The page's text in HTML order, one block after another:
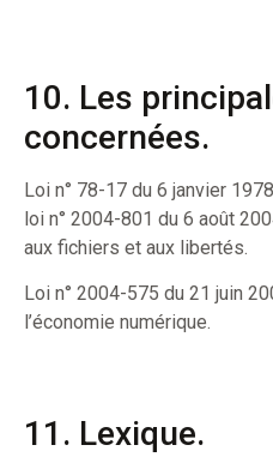
10. Les
concernées.
Loi n° 78-17 du 6 janvier
loi n° 2004-801 du 6 août
aux fichiers et aux libertés.
Loi n° 2004-575 du 21 juin
l’économie numérique.
11. Lexique.